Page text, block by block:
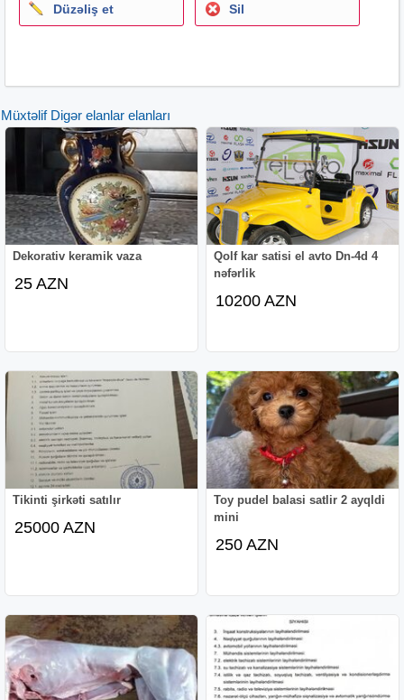
Düzəliş et Sil
Müxtəlif Digər elanlar elanları
Dekorativ keramik vaza
25 AZN
Qolf kar satisi el avto Dn-4d 4
nəfərlik
10200 AZN
Tikinti şirkəti satılır
25000 AZN
Toy pudel balasi satlir 2 ayqldi
mini
250 AZN